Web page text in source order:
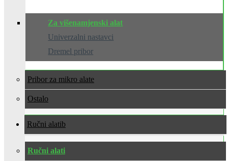
Za višenamjenski alat
Univerzalni nastavci
Dremel pribor
Pribor za mikro alate
Ostalo
Ručni alati
Ručni alati